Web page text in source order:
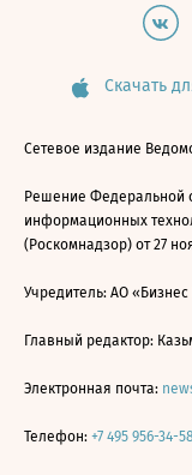
Скачать
Сетевое издание
Решение Федеральной
информационных
(Роскомнадзор) от 27
Учредитель: АО
Главный редактор:
Электронная почта:
Телефон: +7 495 956-34-58